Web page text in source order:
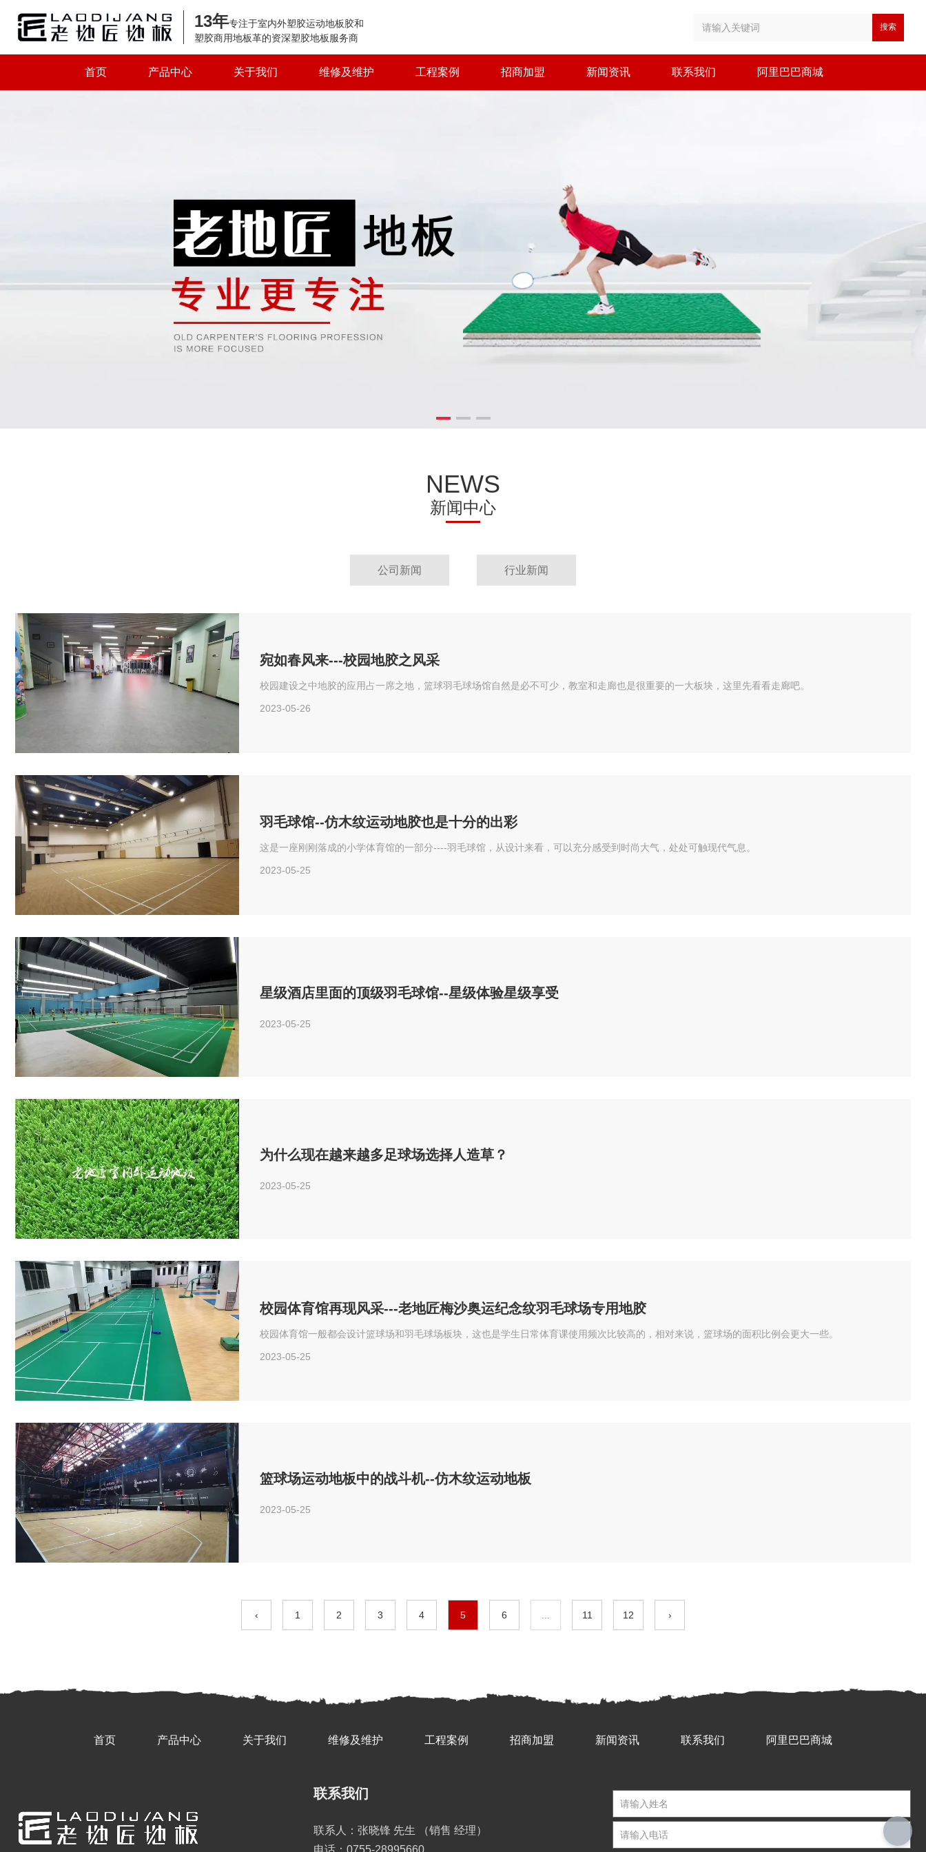
13年专注于室内外塑胶运动地板胶和
塑胶商用地板革的资深塑胶地板服务商
搜索
首页 产品中心 关于我们 维修及维护 工程案例 招商加盟 新闻资讯 联系我们 阿里巴巴商城
NEWS
新闻中心
公司新闻 行业新闻
宛如春风来---校园地胶之风采
校园建设之中地胶的应用占一席之地，篮球羽毛球场馆自然是必不可少，教室和走廊也是很重要的一大板块，这里先看看走廊吧。
2023-05-26
羽毛球馆--仿木纹运动地胶也是十分的出彩
这是一座刚刚落成的小学体育馆的一部分----羽毛球馆，从设计来看，可以充分感受到时尚大气，处处可触现代气息。
2023-05-25
星级酒店里面的顶级羽毛球馆--星级体验星级享受
2023-05-25
为什么现在越来越多足球场选择人造草？
2023-05-25
校园体育馆再现风采---老地匠梅沙奥运纪念纹羽毛球场专用地胶
校园体育馆一般都会设计篮球场和羽毛球场板块，这也是学生日常体育课使用频次比较高的，相对来说，篮球场的面积比例会更大一些。
2023-05-25
篮球场运动地板中的战斗机--仿木纹运动地板
2023-05-25
‹ 1 2 3 4 5 6 ... 11 12 ›
首页 产品中心 关于我们 维修及维护 工程案例 招商加盟 新闻资讯 联系我们 阿里巴巴商城
联系我们
联系人：张晓锋 先生 （销售 经理）